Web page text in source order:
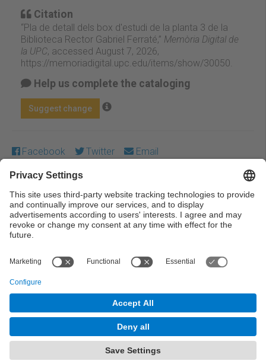
Citation
“Pla de detall dels box d'estudi de la planta 3 de la
Biblioteca Rector Gabriel Ferraté,” Memòria Digital de
la UPC, accessed August 7, 2026,
https://memoriadigital.upc.edu/items/show/30050
Help us complete the cataloging
Suggest change
Facebook Twitter Email
Except where otherwise noted, content on this work is
licensed under a Creative Commons license:Attribution-
NonCommercial-NoDerivs 4.0 Generic
© UPC Universitat Politècnica de Catalunya ·
BarcelonaTech